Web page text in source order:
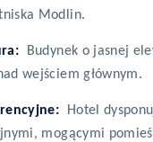
Modlin.
Budynek o jasnej
wejściem głównym.
Hotel
mogącymi